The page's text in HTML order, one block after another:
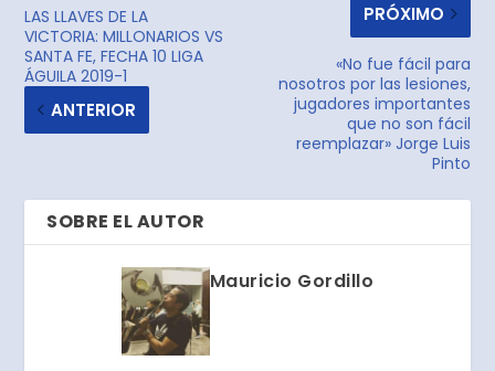
LAS LLAVES DE LA
VICTORIA: MILLONARIOS VS
SANTA FE, FECHA 10 LIGA
ÁGUILA 2019-1
ANTERIOR
PRÓXIMO
«No fue fácil para
nosotros por las lesiones,
jugadores importantes
que no son fácil
reemplazar» Jorge Luis
Pinto
SOBRE EL AUTOR
Mauricio Gordillo